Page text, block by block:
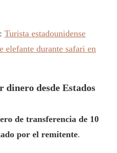
Turista estadounidense
elefante durante safari en
dinero desde Estados
de transferencia de 10
por el remitente.